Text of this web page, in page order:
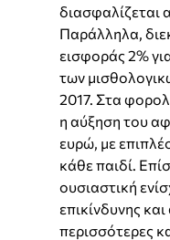
διασφαλίζεται
Παράλληλα,
εισφοράς 2%
των
2017. Στα
η αύξηση του
ευρώ, με
κάθε παιδί.
ουσιαστική
επικίνδυνης
περισσότερες